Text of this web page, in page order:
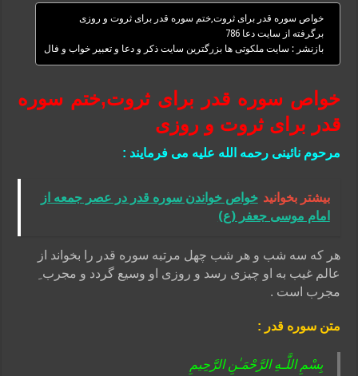
خواص سوره قدر برای ثروت,ختم سوره قدر برای ثروت و روزی
برگرفته از سایت دعا 786
بازنشر : سایت ملکوتی ها بزرگترین سایت ذکر و دعا و تعبیر خواب و فال
خواص سوره قدر برای ثروت,ختم سوره
قدر برای ثروت و روزی
مرحوم نائینی رحمه الله علیه می فرمایند :
بیشتر بخوانید خواص خواندن سوره قدر در عصر جمعه از
امام موسی جعفر (ع)
هر که سه شب و هر شب چهل مرتبه سوره قدر را بخواند از
عالم غیب به او چیزی رسد و روزی او وسیع گردد و مجرب ِ
مجرب است .
متن سوره قدر :
بِسْمِ اللَّـهِ الرَّ‌حْمَـٰنِ الرَّ‌حِیمِ